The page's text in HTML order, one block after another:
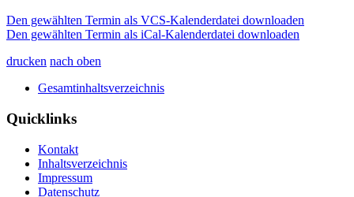
Den gewählten Termin als VCS-Kalenderdatei downloaden
Den gewählten Termin als iCal-Kalenderdatei downloaden
drucken nach oben
Gesamtinhaltsverzeichnis
Quicklinks
Kontakt
Inhaltsverzeichnis
Impressum
Datenschutz